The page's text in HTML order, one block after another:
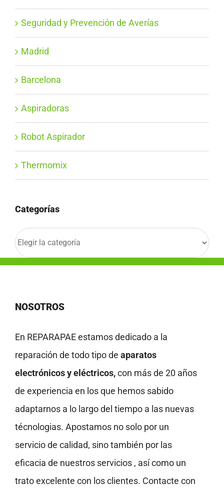
Seguridad y Prevención de Averías
Madrid
Barcelona
Aspiradoras
Robot Aspirador
Thermomix
Categorías
Categorías
NOSOTROS
En REPARAPAE estamos dedicado a la
reparación de todo tipo de aparatos
electrónicos y eléctricos,con más de 20 años
de experiencia en los que hemos sabido
adaptarnos a lo largo del tiempo a las nuevas
técnologias. Apostamos no solo por un
servicio de calidad, sino también por las
eficacia de nuestros servicios , así como un
trato excelente con los clientes. Contacte con